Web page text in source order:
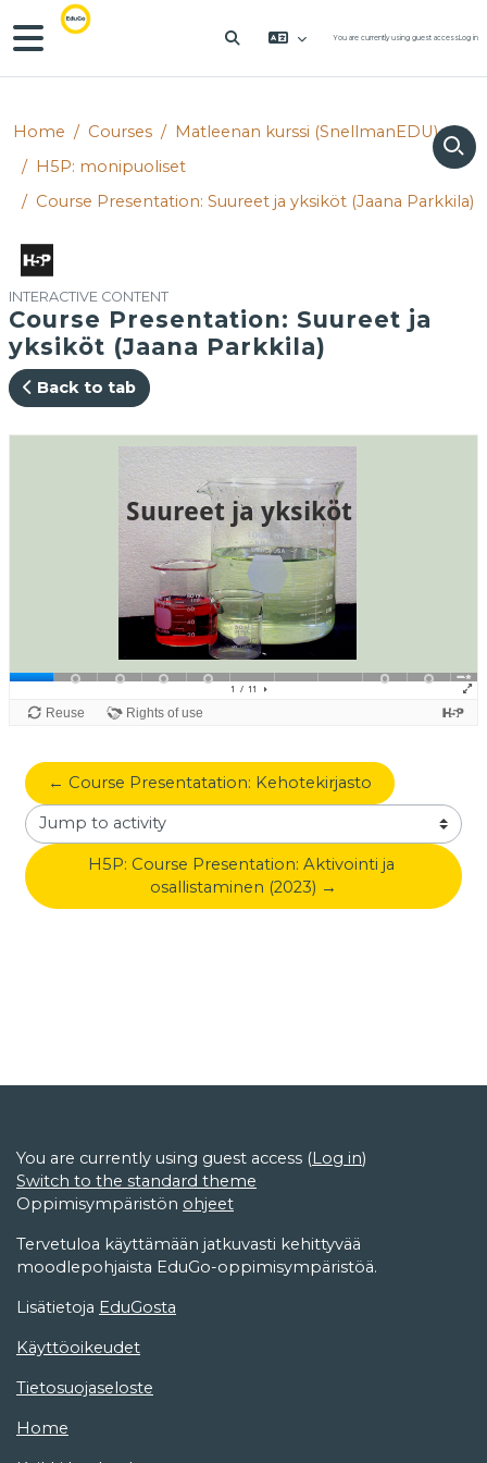
Skip to main content
Side panel
TOGGLE SEARCH INPUT
You are currently using guest accessLog in
Home Courses
Matleenan kurssi (SnellmanEDU)
H5P: monipuoliset
Course Presentation: Suureet ja yksiköt (Jaana Parkkila)
INTERACTIVE CONTENT
Course Presentation: Suureet ja
yksiköt (Jaana Parkkila)
Back to tab
← Course Presentatation: Kehotekirjasto
Jump to activity
H5P: Course Presentation: Aktivointi ja
osallistaminen (2023) →
You are currently using guest access (Log in)
Switch to the standard theme
Oppimisympäristön ohjeet
Tervetuloa käyttämään jatkuvasti kehittyvää
moodlepohjaista EduGo-oppimisympäristöä.
Lisätietoja EduGosta
Käyttöoikeudet
Tietosuojaseloste
Home